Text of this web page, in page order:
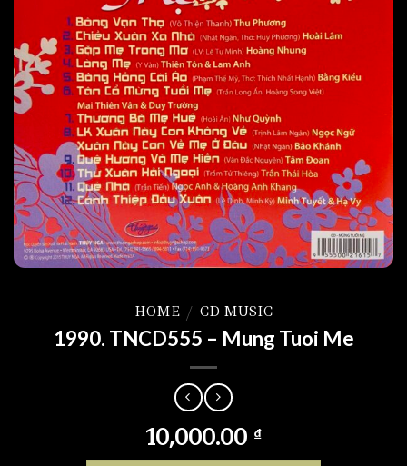
HOME / CD MUSIC
1990. TNCD555 – Mung Tuoi Me
10,000.00 ₫